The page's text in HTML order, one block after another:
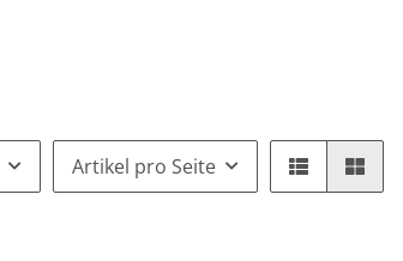
Artikel pro Seite